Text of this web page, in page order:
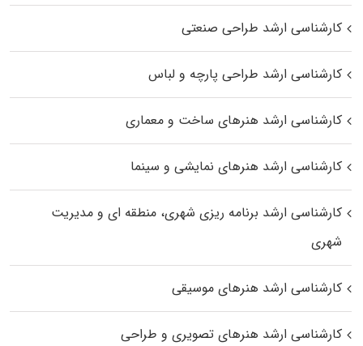
کارشناسی ارشد طراحی صنعتی
کارشناسی ارشد طراحی پارچه و لباس
کارشناسی ارشد هنرهای ساخت و معماری
کارشناسی ارشد هنرهای نمایشی و سینما
کارشناسی ارشد برنامه ریزی شهری، منطقه‌ ای و مدیریت
شهری
کارشناسی ارشد هنرهای موسیقی
کارشناسی ارشد هنرهای تصویری و طراحی